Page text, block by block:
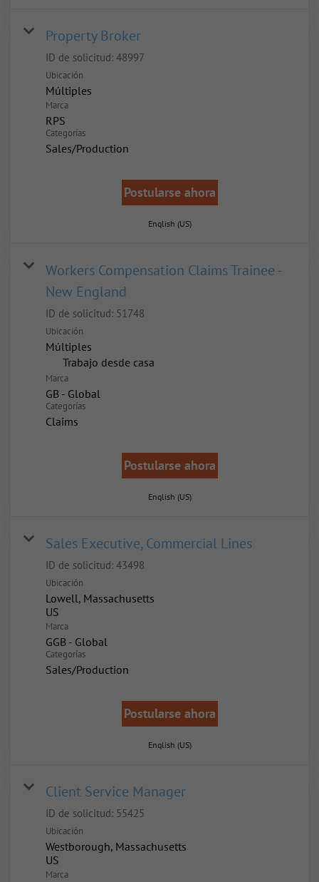
Property Broker
ID de solicitud: 48997
Ubicación
Múltiples
Marca
RPS
Categorías
Sales/Production
Postularse ahora
English (US)
Workers Compensation Claims Trainee -
New England
ID de solicitud: 51748
Ubicación
Múltiples
inicio
Trabajo desde casa
Marca
GB - Global
Categorías
Claims
Postularse ahora
English (US)
Sales Executive, Commercial Lines
ID de solicitud: 43498
Ubicación
Lowell, Massachusetts
Marca
GGB - Global
Categorías
Sales/Production
Postularse ahora
English (US)
Client Service Manager
ID de solicitud: 55425
Ubicación
Westborough, Massachusetts
Marca